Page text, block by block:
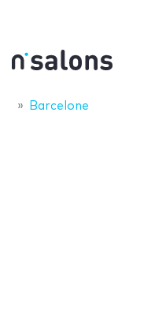
Barcelone